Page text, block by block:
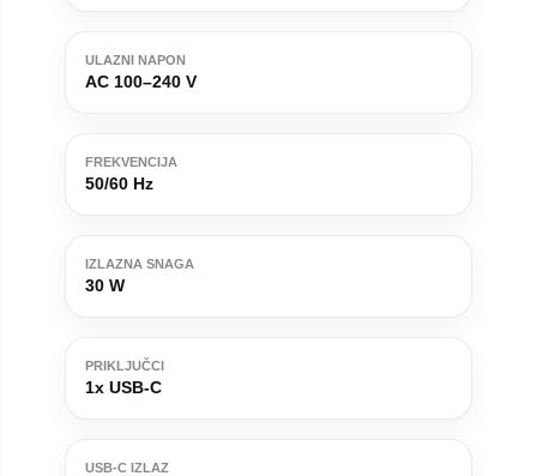
ULAZNI NAPON
AC 100–240 V
FREKVENCIJA
50/60 Hz
IZLAZNA SNAGA
30 W
PRIKLJUČCI
1x USB-C
USB-C IZLAZ